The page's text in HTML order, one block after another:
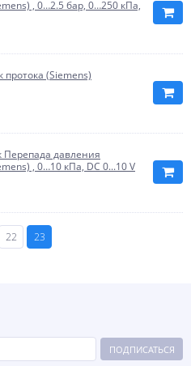
, 0…2.5 бар, 0…250 кПа,
протока (Siemens)
Перепада давления
, 0…10 кПа, DC 0...10 V
22 23
ПОДПИСАТЬСЯ